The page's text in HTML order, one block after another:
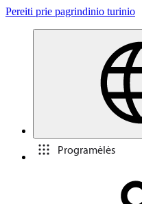
Pereiti prie pagrindinio turinio
Programėlės